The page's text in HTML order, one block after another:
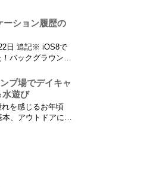
しかも成績が上位
で表彰してもらい
ーション履歴の
記※ iOS8で
バックグラウンド
確認しました。
3: Googleロケー
で復活！
追記※ 残念な
プ場でデイキャ
水遊び
を感じるお年頃
本、アウトドアには
みることに。ハー